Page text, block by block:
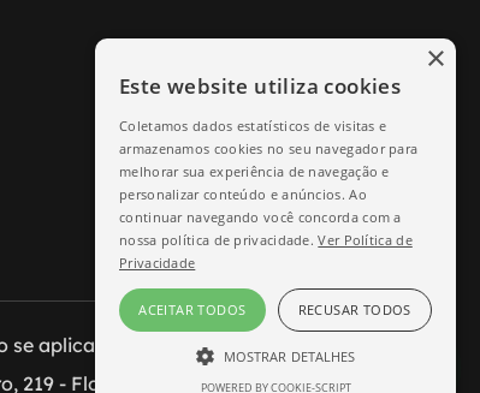
aplicam às lojas físicas.
219 - Florianópolis/SC.
Este website utiliza cookies
Coletamos dados estatísticos de visitas e
armazenamos cookies no seu navegador para
melhorar sua experiência de navegação e
personalizar conteúdo e anúncios. Ao
continuar navegando você concorda com a
nossa política de privacidade.Ver Política de
Privacidade
ACEITAR TODOS RECUSAR TODOS
MOSTRAR DETALHES
POWERED BY COOKIE-SCRIPT
×